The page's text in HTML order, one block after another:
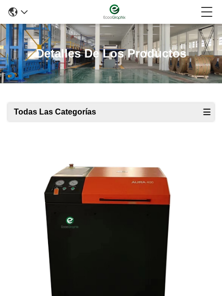
Detalles De Los Productos
Todas Las Categorías